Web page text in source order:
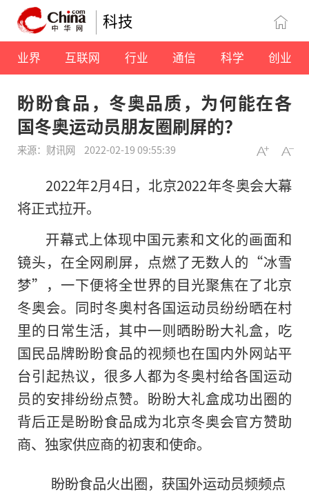
科技
业界 互联网 行业 通信 科学 创业
盼盼食品，冬奥品质，为何能在各
国冬奥运动员朋友圈刷屏的？
来源：财讯网 2022-02-19 09:55:39
2022年2月4日，北京2022年冬奥会大幕
将正式拉开。
开幕式上体现中国元素和文化的画面和
镜头，在全网刷屏，点燃了无数人的“冰雪
梦”，一下便将全世界的目光聚焦在了北京
冬奥会。同时冬奥村各国运动员纷纷晒在村
里的日常生活，其中一则晒盼盼大礼盒，吃
国民品牌盼盼食品的视频也在国内外网站平
台引起热议，很多人都为冬奥村给各国运动
员的安排纷纷点赞。盼盼大礼盒成功出圈的
背后正是盼盼食品成为北京冬奥会官方赞助
商、独家供应商的初衷和使命。
盼盼食品火出圈，获国外运动员频频点